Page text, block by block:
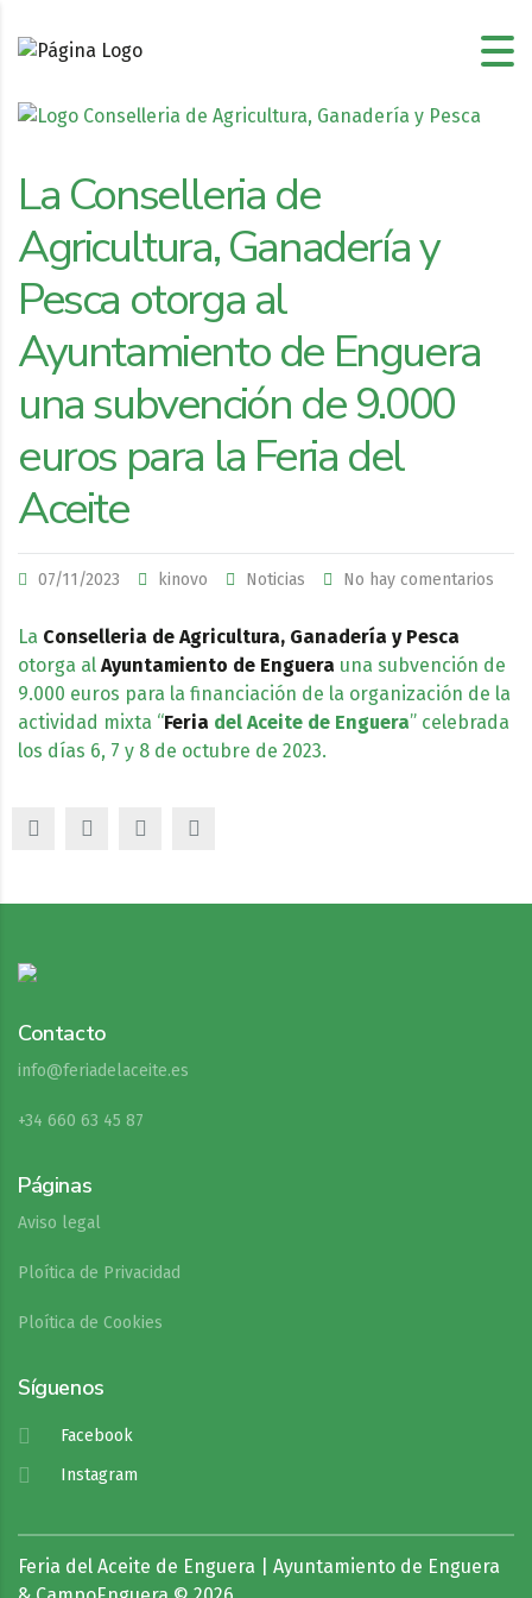
La Conselleria de
Agricultura, Ganadería y
Pesca otorga al
Ayuntamiento de Enguera
una subvención de 9.000
euros para la Feria del
Aceite
07/11/2023 kinovo Noticias No hay comentarios
La Conselleria de Agricultura, Ganadería y Pesca
otorga al Ayuntamiento de Enguera una subvención de
9.000 euros para la financiación de la organización de la
actividad mixta “Feria del Aceite de Enguera” celebrada
los días 6, 7 y 8 de octubre de 2023.
Contacto
info@feriadelaceite.es
+34 660 63 45 87
Páginas
Aviso legal
Ploítica de Privacidad
Ploítica de Cookies
Síguenos
Facebook
Instagram
Feria del Aceite de Enguera | Ayuntamiento de Enguera